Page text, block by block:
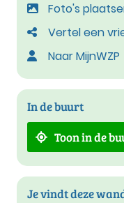
Foto's
Vertel een
Naar MijnWZP
In de buurt
Toon in de
Je vindt deze